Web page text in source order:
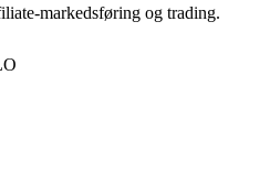
markedsføring og trading.